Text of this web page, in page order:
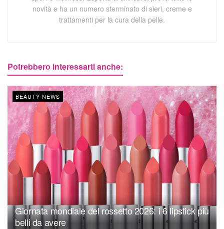
novità e ha un numero sterminato di sieri, creme e
trattamenti per la cura della pelle.
Potrebbero interessarti anche:
BEAUTY NEWS
Giornata mondiale del rossetto 2026: i 6 lipstick più
belli da avere